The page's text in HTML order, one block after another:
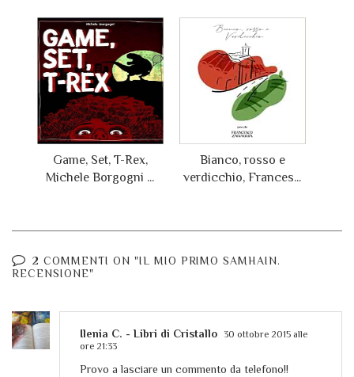
Game, Set, T-Rex,
Michele Borgogni ...
Bianco, rosso e
verdicchio, Frances...
2 COMMENTI ON "IL MIO PRIMO SAMHAIN.
RECENSIONE"
Ilenia C. - Libri di Cristallo
30 ottobre 2015 alle
ore 21:33
Provo a lasciare un commento da telefono!!